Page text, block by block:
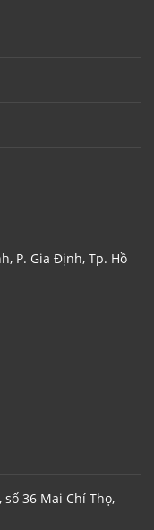
P. Gia Định, Tp. Hồ
36 Mai Chí Thọ,